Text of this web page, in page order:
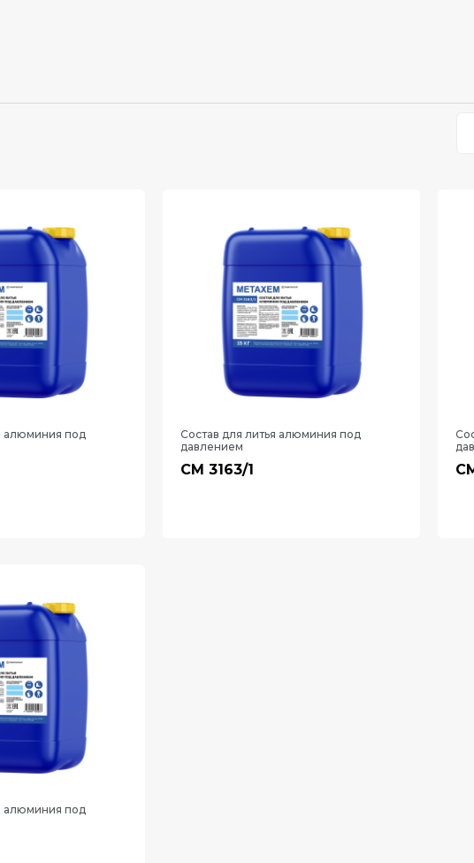
алюминия под
Состав для литья алюминия под
давлением
СМ 3163/1
алюминия под